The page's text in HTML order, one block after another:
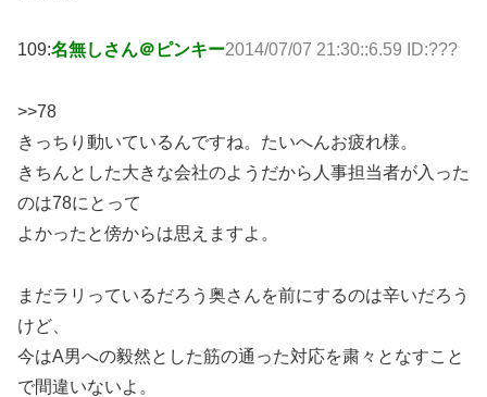
109:名無しさん＠ピンキー2014/07/07 21:30::6.59 ID:???
>>78
きっちり動いているんですね。たいへんお疲れ様。
きちんとした大きな会社のようだから人事担当者が入った
のは78にとって
よかったと傍からは思えますよ。
まだラリっているだろう奥さんを前にするのは辛いだろう
けど、
今はA男への毅然とした筋の通った対応を粛々となすこと
で間違いないよ。